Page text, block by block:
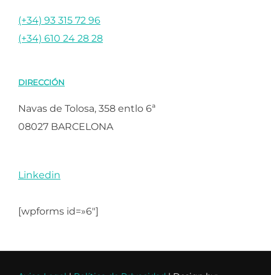
(+34) 93 315 72 96
(+34) 610 24 28 28
DIRECCIÓN
Navas de Tolosa, 358 entlo 6ª
08027 BARCELONA
Linkedin
[wpforms id=»6″]